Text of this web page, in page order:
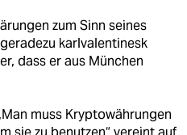
zum Sinn seines
karlvalentinesk
dass er aus München
muss Kryptowährungen